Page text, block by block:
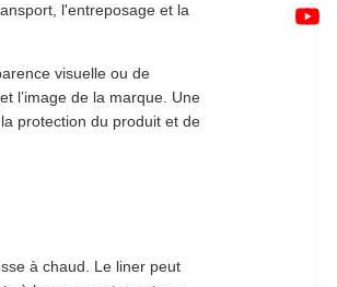
l'entreposage et la
visuelle ou de
l’image de la marque. Une
protection du produit et de
à chaud. Le liner peut